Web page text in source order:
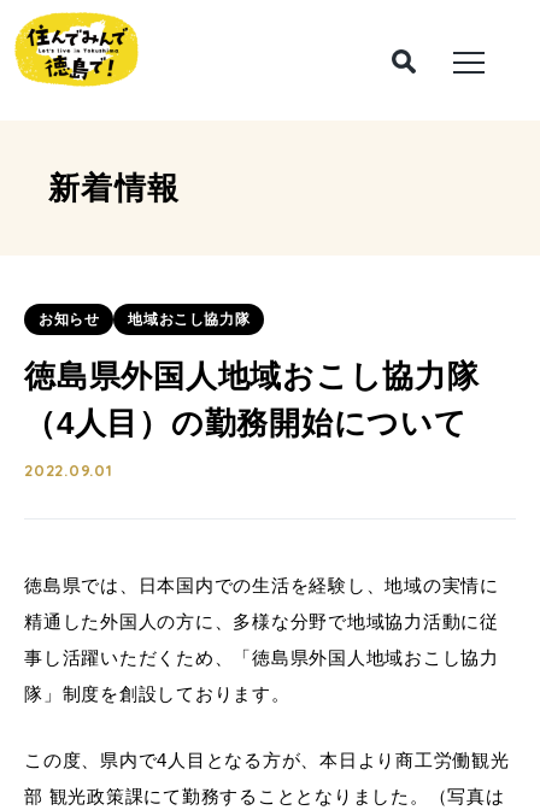
新着情報
お知らせ 地域おこし協力隊
徳島県外国人地域おこし協力隊
（4人目）の勤務開始について
2022.09.01
徳島県では、日本国内での生活を経験し、地域の実情に
精通した外国人の方に、多様な分野で地域協力活動に従
事し活躍いただくため、「徳島県外国人地域おこし協力
隊」制度を創設しております。
この度、県内で4人目となる方が、本日より商工労働観光
部 観光政策課にて勤務することとなりました。（写真は